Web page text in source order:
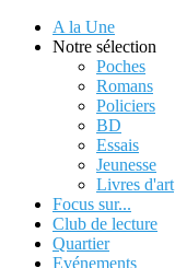
A la Une
Notre sélection
Poches
Romans
Policiers
BD
Essais
Jeunesse
Livres d'art
Focus sur...
Club de lecture
Quartier
Evénements